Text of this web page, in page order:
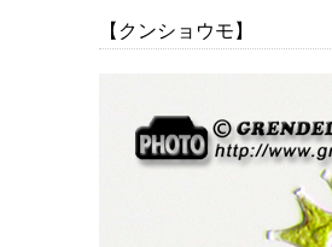
【クンショウモ】